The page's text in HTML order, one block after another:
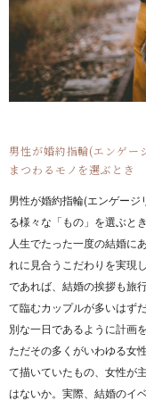
男性が婚約指輪(エンゲー
まつわるモノを選ぶとき
男性が婚約指輪(エンゲー
る様々な「もの」を選ぶと
人生でたった一度の結婚に
れに見合うこだわりを実現
であれば、結婚の挨拶も旅
て臨むカップルが多いはず
別な一日であるように計画
ただその多くがいわゆる女
て描いていたもの、女性が
はないか。実際、結婚のイ